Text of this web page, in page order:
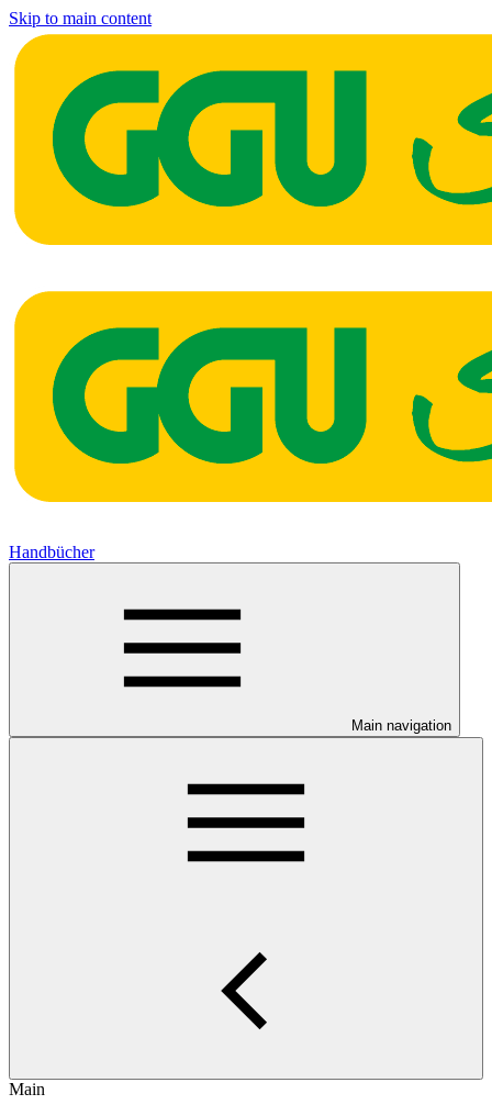
Skip to main content
Handbücher
Main navigation
Main